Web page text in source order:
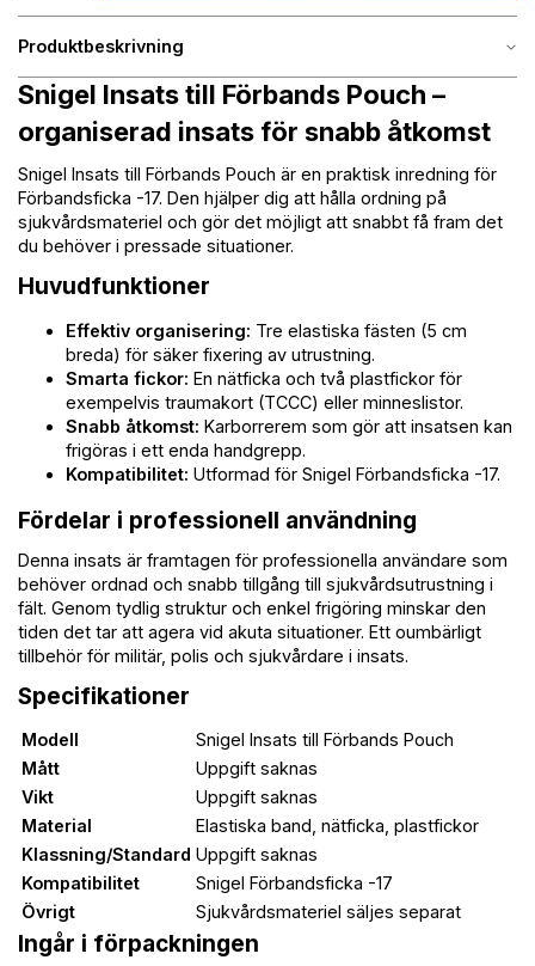
Produktbeskrivning
Snigel Insats till Förbands Pouch –
organiserad insats för snabb åtkomst
Snigel Insats till Förbands Pouch är en praktisk inredning för
Förbandsficka -17. Den hjälper dig att hålla ordning på
sjukvårdsmateriel och gör det möjligt att snabbt få fram det
du behöver i pressade situationer.
Huvudfunktioner
Effektiv organisering: Tre elastiska fästen (5 cm
breda) för säker fixering av utrustning.
Smarta fickor: En nätficka och två plastfickor för
exempelvis traumakort (TCCC) eller minneslistor.
Snabb åtkomst: Karborrerem som gör att insatsen kan
frigöras i ett enda handgrepp.
Kompatibilitet: Utformad för Snigel Förbandsficka -17.
Fördelar i professionell användning
Denna insats är framtagen för professionella användare som
behöver ordnad och snabb tillgång till sjukvårdsutrustning i
fält. Genom tydlig struktur och enkel frigöring minskar den
tiden det tar att agera vid akuta situationer. Ett oumbärligt
tillbehör för militär, polis och sjukvårdare i insats.
Specifikationer
Modell
Snigel Insats till Förbands Pouch
Mått
Uppgift saknas
Vikt
Uppgift saknas
Material
Elastiska band, nätficka, plastfickor
Klassning/Standard Uppgift saknas
Kompatibilitet
Snigel Förbandsficka -17
Övrigt
Sjukvårdsmateriel säljes separat
Ingår i förpackningen